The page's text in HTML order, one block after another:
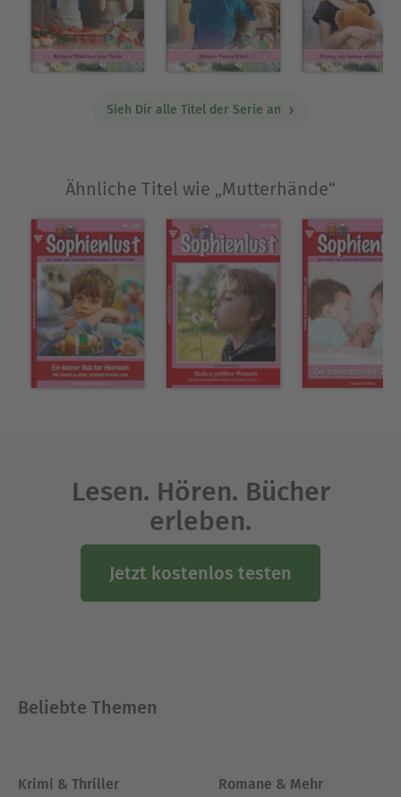
Waldi?«, fragte der Fremde mürrisch. Der Junge
mit dem blauschwarzen Haar und den schönen
dunklen Augen wies mit einer knappen Bewegung
des Kopfes auf das breite Tor, über dem groß und
deutlich ein breites Schild mit der Aufschrift
Kraft auf, um den störrischen Hund über die
massiges Gesicht war rot angelaufen. Zornig
blitzten seine kleinen Äuglein. Dominik, der von
seinen Freunden stets nur Nick gerufen wurde,
war sonst ein freundlicher, gefälliger Junge. Doch
er verachtete Leute, die so gefühllos mit Tieren
umgingen, wie es dieser Mann tat. Deshalb rührte
er sich nicht, sondern blieb stumm bei seinem
Fahrrad stehen. »Hörst du nicht?«, prustete der
Sieh Dir alle Titel der Serie an
Ähnliche Titel wie „Mutterhände“
Lesen. Hören. Bücher
erleben.
Jetzt kostenlos testen
Beliebte Themen
Krimi & Thriller Romane & Mehr